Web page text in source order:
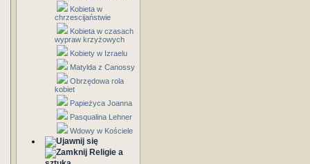
Kobieta w
chrzescijaństwie
Kobieta w czasach
wypraw krzyżowych
Kobiety w Izraelu
Matylda z Canossy
Obrzędowa rola
kobiet
Papieżyca Joanna
Pasqualina Lehner
Wdowy w Kościele
Religie a